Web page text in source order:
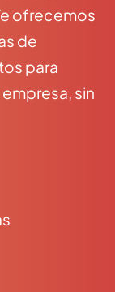
ofrecemos
de
para
sin